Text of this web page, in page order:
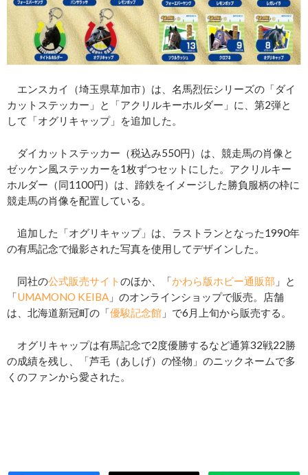
エンスカイ（埼玉県草加市）は、名馬烈伝シリーズの「ダイ
カットステッカー」と「アクリルキーホルダー」に、第2弾と
して「オグリキャップ」を追加した。
ダイカットステッカー（税込み550円）は、競走馬の肖像と
ゼッケン風ステッカーを1枚ずつセットにした。アクリルキー
ホルダー（同1100円）は、蹄鉄をイメージした勝負服柄の枠に
競走馬の肖像を配置している。
追加した「オグリキャップ」は、ラストランとなった1990年
の有馬記念で撮影された写真を使用してデザインした。
同社の公式販売サイトのほか、「かわら版ホビー通販部 」と
「UMAMONO KEIBA 」のオンラインショップで販売。店舗
は、北海道新冠町の「優駿記念館 」で6月上旬から販売する。
オグリキャップは有馬記念で2度優勝するなど通算32戦22勝
の成績を残し、「芦毛（あしげ）の怪物」のニックネームで多
くのファンから愛された。